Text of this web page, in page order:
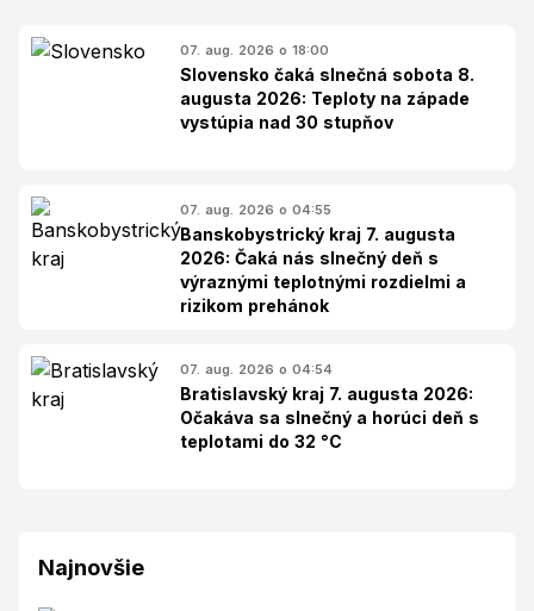
07. aug. 2026 o 18:00
Slovensko čaká slnečná sobota 8.
augusta 2026: Teploty na západe
vystúpia nad 30 stupňov
07. aug. 2026 o 04:55
Banskobystrický kraj 7. augusta
2026: Čaká nás slnečný deň s
výraznými teplotnými rozdielmi a
rizikom prehánok
07. aug. 2026 o 04:54
Bratislavský kraj 7. augusta 2026:
Očakáva sa slnečný a horúci deň s
teplotami do 32 °C
Najnovšie